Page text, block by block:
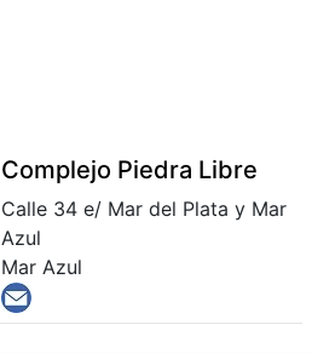
Complejo Piedra Libre
Calle 34 e/ Mar del Plata y Mar
Azul
Mar Azul